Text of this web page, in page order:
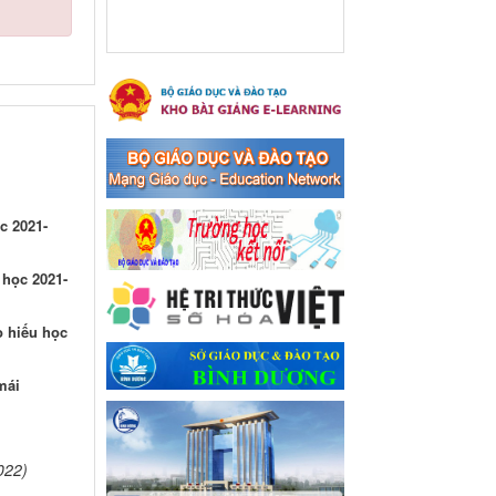
2021-
2021-
hiếu học
Hưởng ứng cuộc thi trực
tuyến "Tìm hiểu Nghị quyết
Trung ương 8 Khoá XIII"
Hưởng ứng cuộc thi trực tuyến
"Tìm hiểu Nghị quyết Trung
ương 8 Khoá XIII"
Ngày ban hành: 04/03/2024
Kế hoạch Triển khai công
tác tuyên truyền, đảm bảo
trật tự, an toàn giao thông
năm 2024 tại các cơ sở giáo
dục trên địa bàn thị xã Bến
Cát
Kế hoạch Triển khai công tác
tuyên truyền, đảm bảo trật tự,
an toàn giao thông năm 2024
tại các cơ sở giáo dục trên địa
bàn thị xã Bến Cát